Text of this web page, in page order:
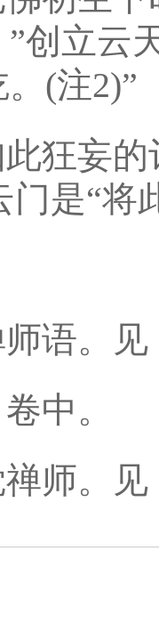
创立云
(注2)”
狂妄
门是“将
语。
中。
师。